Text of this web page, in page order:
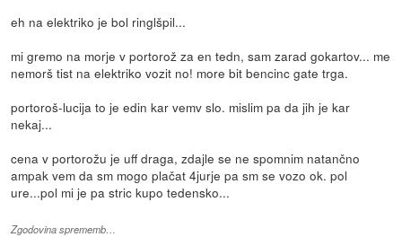
eh na elektriko je bol ringlšpil...
mi gremo na morje v portorož za en tedn, sam zarad gokartov... me
nemorš tist na elektriko vozit no! more bit bencinc gate trga.
portoroš-lucija to je edin kar vemv slo. mislim pa da jih je kar
nekaj...
cena v portorožu je uff draga, zdajle se ne spomnim natančno
ampak vem da sm mogo plačat 4jurje pa sm se vozo ok. pol
ure...pol mi je pa stric kupo tedensko...
Zgodovina sprememb…